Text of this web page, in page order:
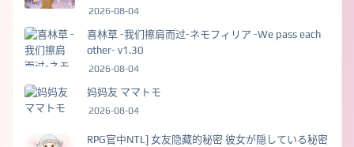
2026-08-04
喜林草 -我们擦肩而过-ネモフィリア -We pass each
other- v1.30
2026-08-04
妈妈友 ママトモ
2026-08-04
RPG官中NTL] 女友隐藏的秘密 彼女が隠している秘密